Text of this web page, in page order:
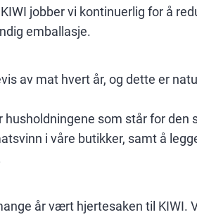
jobber vi kontinuerlig for å
emballasje.
av mat hvert år, og dette er
husholdningene som står for den
i våre butikker, samt å
år vært hjertesaken til KIWI.